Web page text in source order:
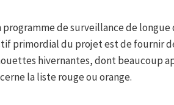
programme de surveillance de
primordial du projet est de fournir
hivernantes, dont beaucoup
la liste rouge ou orange.